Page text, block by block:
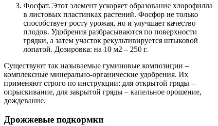
Фосфат. Этот элемент ускоряет образование хлорофилла
в листовых пластинках растений. Фосфор не только
способствует росту урожая, но и улучшает качество
плодов. Удобрения разбрасываются по поверхности
грядки, а затем участок рекультивируется штыковой
лопатой. Дозировка: на 10 м2 – 250 г.
Существуют так называемые гуминовые композиции –
комплексные минерально-органические удобрения. Их
применяют строго по инструкции: для открытой гряды –
опрыскивание, для закрытой гряды – капельное орошение,
дождевание.
Дрожжевые подкормки